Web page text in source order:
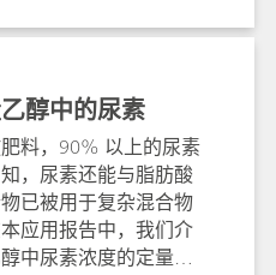
了解, 并为在试点工
拉曼测量提供概念证
反应或反应的连续在
解提供了一个方便的
奠定了基础。
醇中的尿素
料，90% 以上的尿素
，尿素还能与脂肪酸
已被用于复杂混合物
应用报告中，我们介
中尿素浓度的定量分